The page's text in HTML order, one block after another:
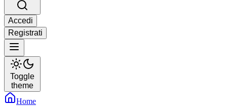
Accedi
Registrati
Toggle
theme
Home